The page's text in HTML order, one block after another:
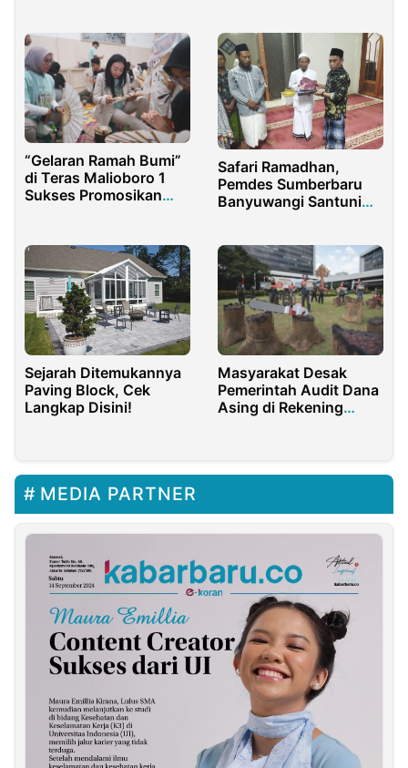
“Gelaran Ramah Bumi”
di Teras Malioboro 1
Sukses Promosikan
Safari Ramadhan,
Pemdes Sumberbaru
Banyuwangi Santuni
Sejarah Ditemukannya
Paving Block, Cek
Langkap Disini!
Masyarakat Desak
Pemerintah Audit Dana
Asing di Rekening
MEDIA PARTNER